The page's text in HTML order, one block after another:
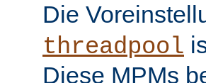
Die
threadpool
Diese MPMs